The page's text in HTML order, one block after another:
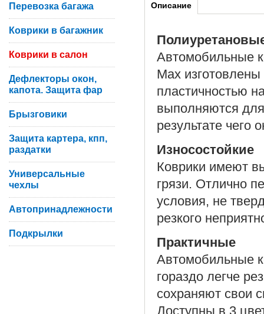
Описание
Автомобильные
Max
пластичностью
выполняются
результате чего
Износостойкие
Коврики имеют
грязи. Отлично
условия, не
резкого
Практичные
Автомобильные
гораздо легче
сохраняют свои
Перевозка багажа
Коврики в багажник
Коврики в салон
Дефлекторы окон,
капота. Защита фар
Брызговики
Защита картера, кпп,
раздатки
Универсальные
чехлы
Автопринадлежности
Подкрылки